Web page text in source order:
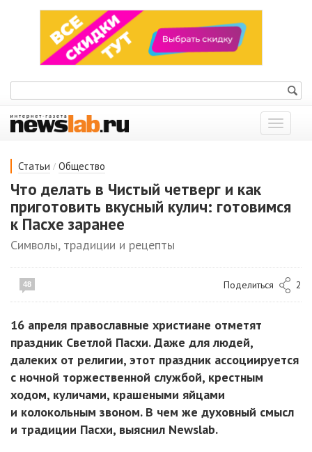
Показать
меню
Статьи / Общество
Что делать в Чистый четверг и как
приготовить вкусный кулич: готовимся
к Пасхе заранее
Символы, традиции и рецепты
48 Поделиться 2
16 апреля православные христиане отметят
праздник Светлой Пасхи. Даже для людей,
далеких от религии, этот праздник ассоциируется
с ночной торжественной службой, крестным
ходом, куличами, крашеными яйцами
и колокольным звоном. В чем же духовный смысл
и традиции Пасхи, выяснил Newslab.